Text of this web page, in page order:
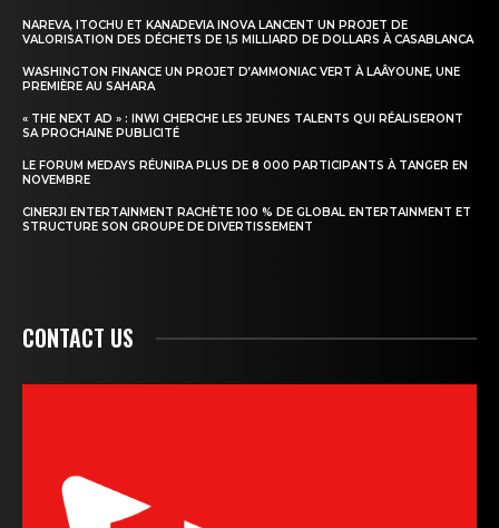
NAREVA, ITOCHU ET KANADEVIA INOVA LANCENT UN PROJET DE
VALORISATION DES DÉCHETS DE 1,5 MILLIARD DE DOLLARS À CASABLANCA
WASHINGTON FINANCE UN PROJET D’AMMONIAC VERT À LAÂYOUNE, UNE
PREMIÈRE AU SAHARA
« THE NEXT AD » : INWI CHERCHE LES JEUNES TALENTS QUI RÉALISERONT
SA PROCHAINE PUBLICITÉ
LE FORUM MEDAYS RÉUNIRA PLUS DE 8 000 PARTICIPANTS À TANGER EN
NOVEMBRE
CINERJI ENTERTAINMENT RACHÈTE 100 % DE GLOBAL ENTERTAINMENT ET
STRUCTURE SON GROUPE DE DIVERTISSEMENT
CONTACT US